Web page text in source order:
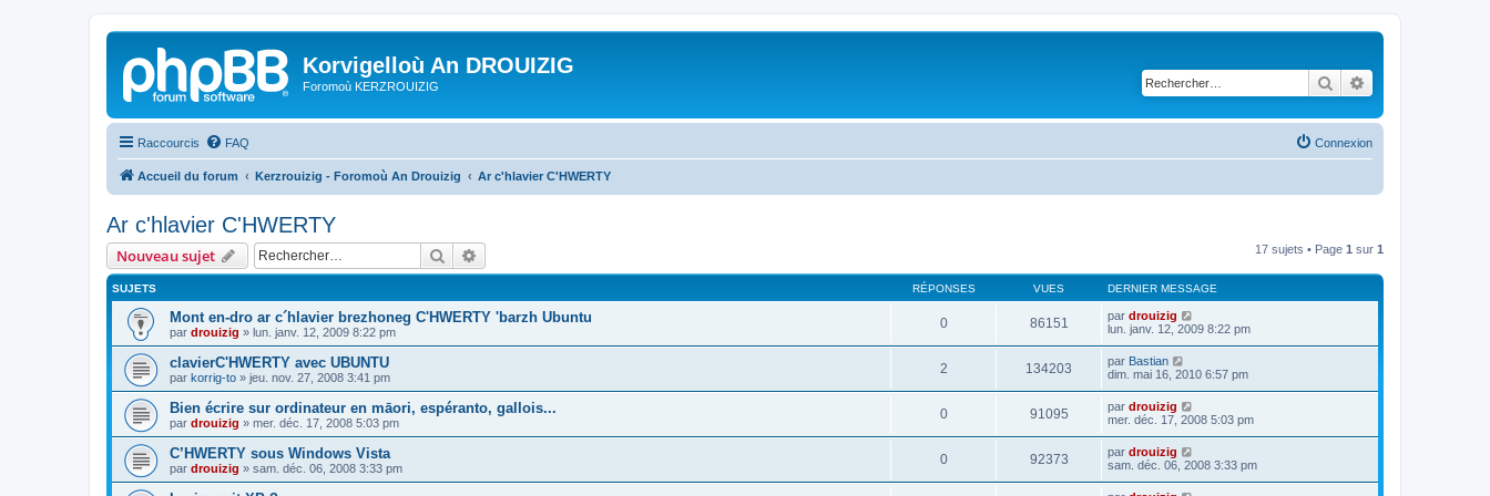
Korvigelloù An DROUIZIG
Foromoù KERZROUIZIG Rechercher
Raccourcis FAQ Connexion
Accueil du forum Kerzrouizig - Foromoù An Drouizig Ar c'hlavier C'HWERTY
Ar c'hlavier C'HWERTY
Nouveau sujet Rechercher 17 sujets • Page 1 sur 1
SUJETS RÉPONSES VUES DERNIER MESSAGE
Mont en-dro ar c´hlavier brezhoneg C'HWERTY 'barzh Ubuntu
par drouizig » lun. janv. 12, 2009 8:22 pm
0 86151 par drouizig
lun. janv. 12, 2009 8:22 pm
clavierC'HWERTY avec UBUNTU
par korrig-to » jeu. nov. 27, 2008 3:41 pm
2 134203 par Bastian
dim. mai 16, 2010 6:57 pm
Bien écrire sur ordinateur en māori, espéranto, gallois...
par drouizig » mer. déc. 17, 2008 5:03 pm
0 91095 par drouizig
mer. déc. 17, 2008 5:03 pm
C’HWERTY sous Windows Vista
par drouizig » sam. déc. 06, 2008 3:33 pm
0 92373 par drouizig
sam. déc. 06, 2008 3:33 pm